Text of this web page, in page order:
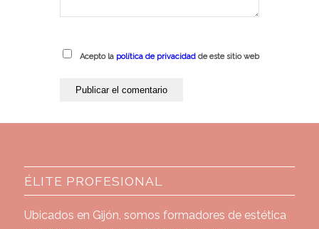
Acepto la política de privacidadde este sitio web
ÉLITE PROFESIONAL
Ubicados en Gijón, somos formadores de estética